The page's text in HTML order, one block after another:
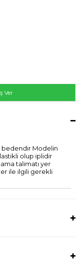
Ver
bedendir Modelin
olup iplidir
talimatı yer
ile ilgili gerekli